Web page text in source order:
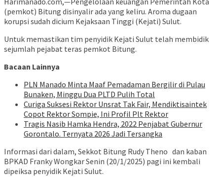
(pemkot) Bitung disinyalir ada yang keliru. Aroma dugaan
korupsi sudah dicium Kejaksaan Tinggi (Kejati) Sulut.
Untuk memastikan tim penyidik Kejati Sulut telah membidik
sejumlah pejabat teras pemkot Bitung.
Bacaan Lainnya
PLN Manado Minta Maaf Pemadaman Bergilir di Pulau
Bunaken, Minggu Dua PLTD Pulih Total
Curiga Suksesi Rektor Unsrat Tak Fair, Mendiktisaintek
Copot Rektor Sompie, Ini Profil Plt Rektor
Tragis Nasib Hamka Hendra, 2022 Penjabat Gubernur
Gorontalo. Ternyata 2026 Jadi Tersangka
Informasi dari dalam, Sekkot Bitung Rudy Theno dan kaban
BPKAD Franky Wongkar Senin (20/1/2025) pagi ini kembali
dipeiksa penyidik Kejati Sulut.